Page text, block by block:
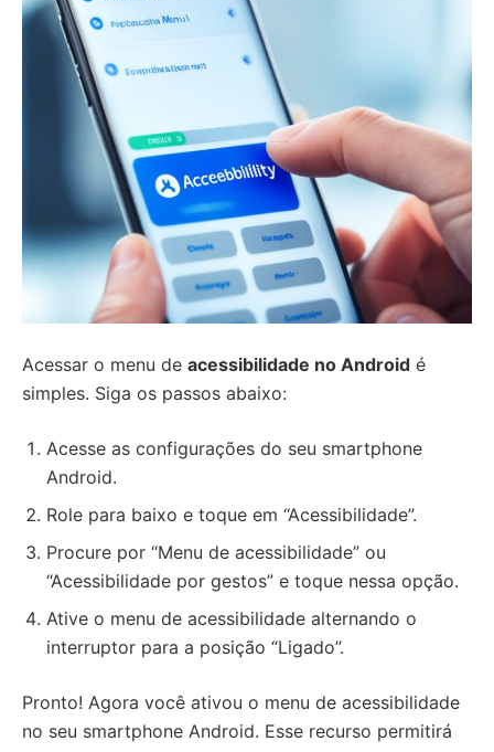
Acessar o menu de acessibilidade no Android é
simples. Siga os passos abaixo:
Acesse as configurações do seu smartphone
Android.
Role para baixo e toque em “Acessibilidade”.
Procure por “Menu de acessibilidade” ou
“Acessibilidade por gestos” e toque nessa opção.
Ative o menu de acessibilidade alternando o
interruptor para a posição “Ligado”.
Pronto! Agora você ativou o menu de acessibilidade
no seu smartphone Android. Esse recurso permitirá